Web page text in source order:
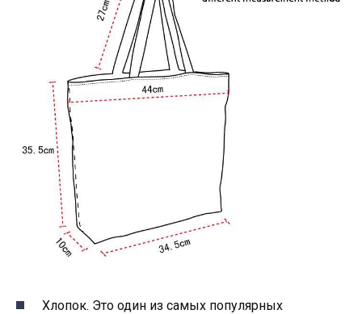
Хлопок. Это один из самых популярных